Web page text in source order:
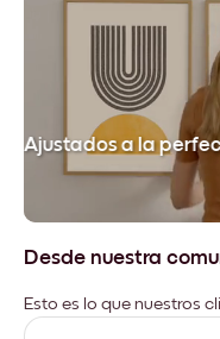
Ajustados a la
Desde nuestra
Esto es lo que nuestros